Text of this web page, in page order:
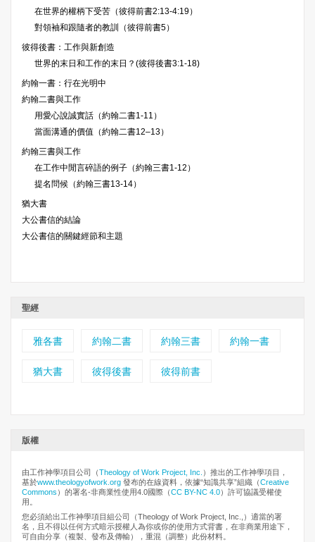
在世界的權柄下受苦（彼得前書2:13-4:19）
對領袖和跟隨者的教訓（彼得前書5）
彼得後書：工作與新創造
世界的末日和工作的末日？(彼得後書3:1-18)
約翰一書：行在光明中
約翰二書與工作
用愛心說誠實話（約翰二書1-11）
當面溝通的價值（約翰二書12–13）
約翰三書與工作
在工作中閒言碎語的例子（約翰三書1-12）
提名問候（約翰三書13-14）
猶大書
大公書信的結論
大公書信的關鍵經節和主題
聖經
雅各書 約翰二書 約翰三書 約翰一書
猶大書 彼得後書 彼得前書
版權
由工作神學項目公司（Theology of Work Project, Inc. ）推出的工作神學項目，
基於www.theologyofwork.org 發布的在線資料，依據“知識共享”組織（Creative
Commons ）的署名-非商業性使用4.0國際（CC BY-NC 4.0）許可協議受權使
用。
您必須給出工作神學項目組公司（Theology of Work Project, Inc.,）適當的署
名，且不得以任何方式暗示授權人為你或你的使用方式背書，在非商業用途下，
可自由分享（複製、發布及傳輸），重混（調整）此份材料。